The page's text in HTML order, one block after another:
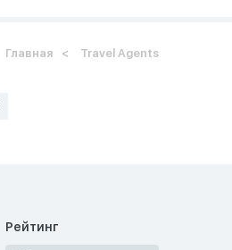
Главная Travel Agents
Рейтинг